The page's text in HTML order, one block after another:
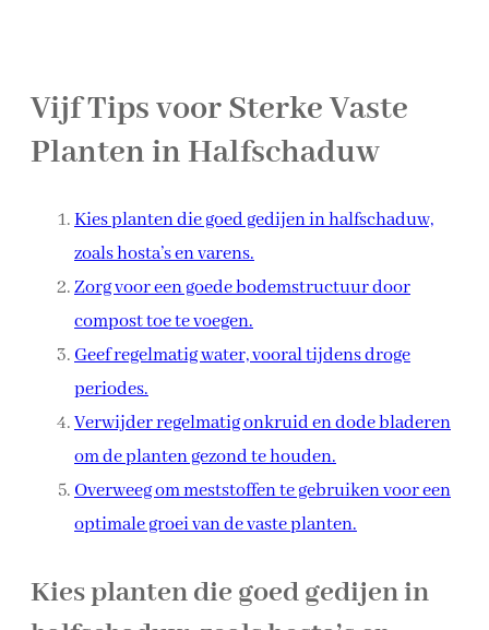
Vijf Tips voor Sterke Vaste
Planten in Halfschaduw
Kies planten die goed gedijen in halfschaduw,
zoals hosta’s en varens.
Zorg voor een goede bodemstructuur door
compost toe te voegen.
Geef regelmatig water, vooral tijdens droge
periodes.
Verwijder regelmatig onkruid en dode bladeren
om de planten gezond te houden.
Overweeg om meststoffen te gebruiken voor een
optimale groei van de vaste planten.
Kies planten die goed gedijen in